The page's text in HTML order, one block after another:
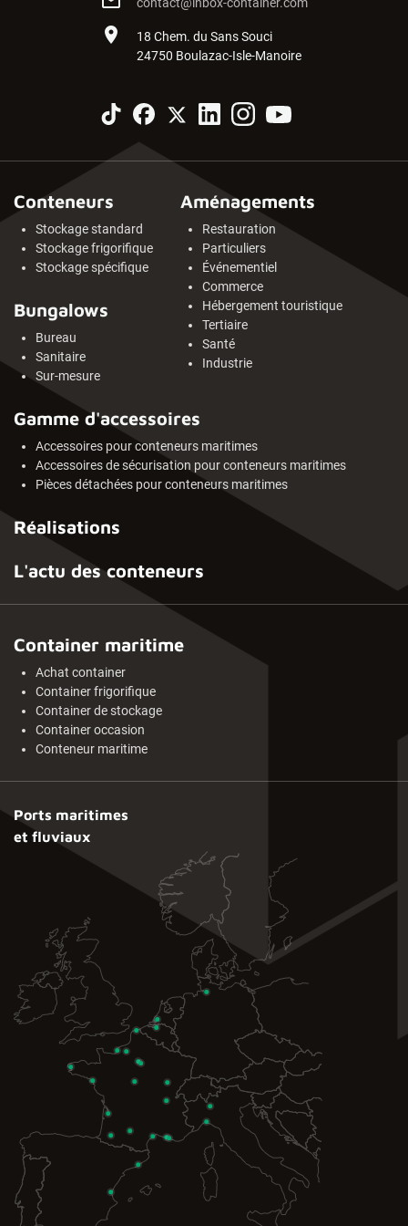
contact@inbox-container.com
place
18 Chem. du Sans Souci
24750 Boulazac-Isle-Manoire
Conteneurs
Stockage standard
Stockage frigorifique
Stockage spécifique
Bungalows
Bureau
Sanitaire
Sur-mesure
Aménagements
Restauration
Particuliers
Événementiel
Commerce
Hébergement touristique
Tertiaire
Santé
Industrie
Gamme d'accessoires
Accessoires pour conteneurs maritimes
Accessoires de sécurisation pour conteneurs maritimes
Pièces détachées pour conteneurs maritimes
Réalisations
L'actu des conteneurs
Container maritime
Achat container
Container frigorifique
Container de stockage
Container occasion
Conteneur maritime
Ports maritimes
et fluviaux